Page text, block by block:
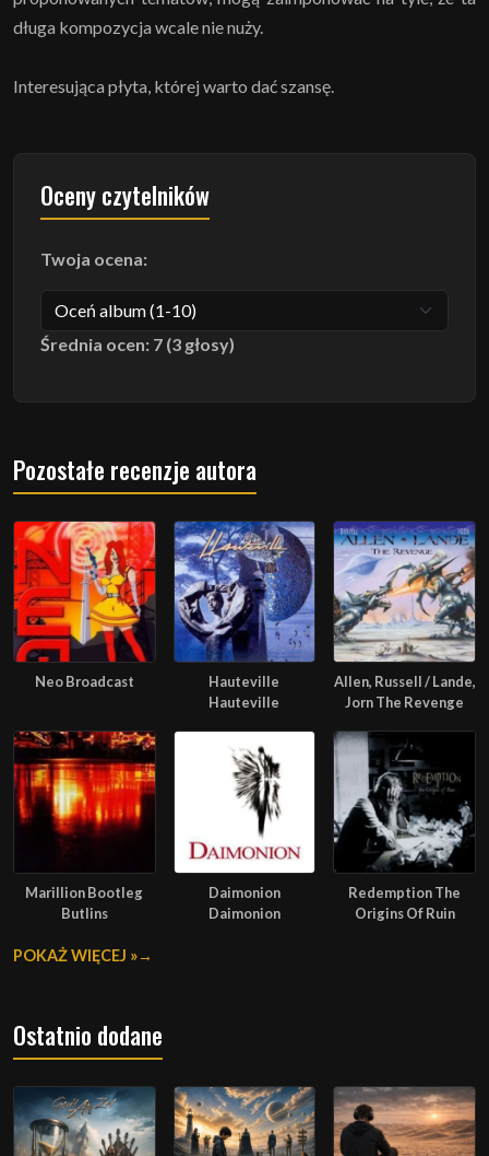
długa kompozycja wcale nie nuży.
Interesująca płyta, której warto dać szansę.
Oceny czytelników
Twoja ocena:
Średnia ocen: 7 (3 głosy)
Pozostałe recenzje autora
Neo Broadcast
Hauteville
Hauteville
Allen, Russell / Lande,
Jorn The Revenge
Marillion Bootleg
Butlins
Daimonion
Daimonion
Redemption The
Origins Of Ruin
POKAŻ WIĘCEJ »
Ostatnio dodane